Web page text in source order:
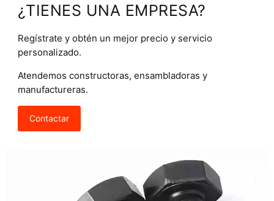
¿TIENES UNA EMPRESA?
Regístrate y obtén un mejor precio y servicio
personalizado.
Atendemos constructoras, ensambladoras y
manufactureras.
Contactar